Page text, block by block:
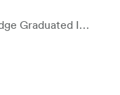
Филтърът NiSi Nano Vertical Soft-Edge Graduated IRND помага да се затъмнят определени области на изображението, като например светлото небе, като същевременно позволява нормална, незасегната експозиция в другите области на изображението.